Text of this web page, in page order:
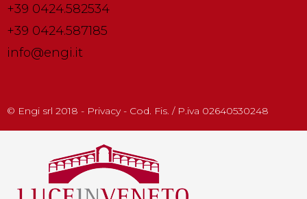
+39 0424.582534
+39 0424.587185
info@engi.it
© Engi srl 2018 - Privacy - Cod. Fis. / P.iva 02640530248